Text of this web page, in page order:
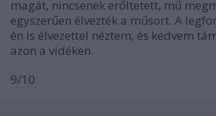
magát, nincsenek erőltetett, mű
egyszerűen élvezték a műsort. A
én is élvezettel néztem, és kedvem
azon a vidéken.
9/10